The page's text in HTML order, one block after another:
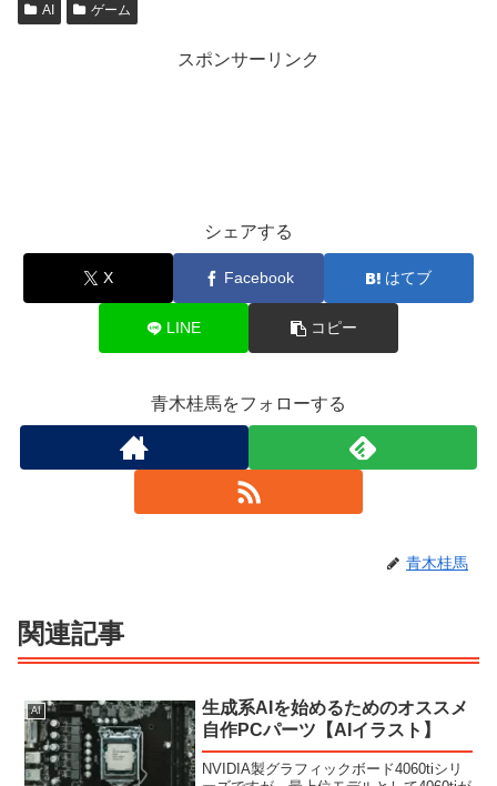
AI ゲーム
スポンサーリンク
シェアする
X Facebook はてブ
LINE コピー
青木桂馬をフォローする
青木桂馬
関連記事
AI
生成系AIを始めるためのオススメ
自作PCパーツ【AIイラスト】
NVIDIA製グラフィックボード4060tiシリ